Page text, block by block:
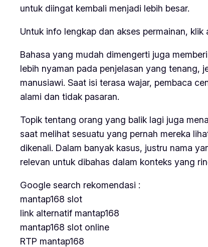
untuk diingat kembali menjadi lebih besar.
Untuk info lengkap dan akses permainan, klik
Bahasa yang mudah dimengerti juga
lebih nyaman pada penjelasan yang tenang,
manusiawi. Saat isi terasa wajar, pembaca
alami dan tidak pasaran.
Topik tentang orang yang balik lagi juga
saat melihat sesuatu yang pernah mereka
dikenali. Dalam banyak kasus, justru nama
relevan untuk dibahas dalam konteks yang
Google search rekomendasi :
mantap168 slot
link alternatif mantap168
mantap168 slot online
RTP mantap168